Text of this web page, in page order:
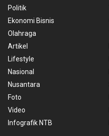
Politik
Ekonomi Bisnis
Olahraga
Artikel
Lifestyle
Nasional
Nusantara
Foto
Video
Infografik NTB